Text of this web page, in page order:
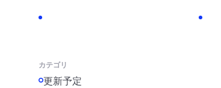
カテゴリ
更新予定